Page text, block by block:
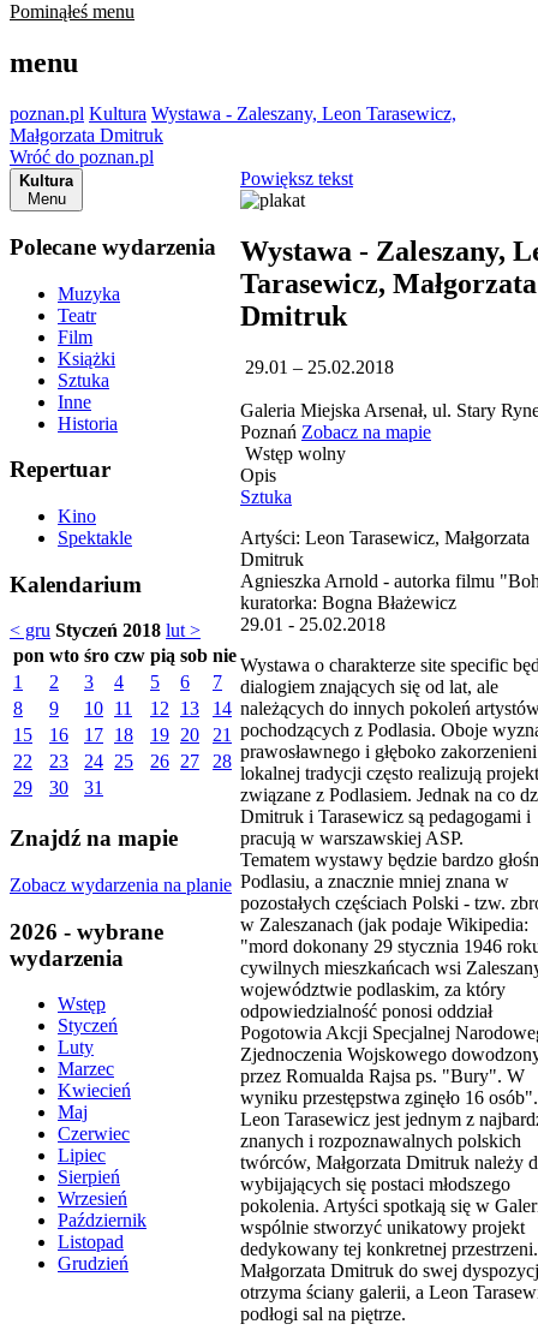
Pominąłeś menu
menu
poznan.pl Kultura Wystawa - Zaleszany, Leon Tarasewicz,
Małgorzata Dmitruk
Wróć do poznan.pl
Kultura
Menu
Polecane wydarzenia
Muzyka
Teatr
Film
Książki
Sztuka
Inne
Historia
Repertuar
Kino
Spektakle
Kalendarium
< gru Styczeń 2018 lut >
pon wto śro czw pią sob nie
1
2 3 4 5 6
7
8
9 10 11 12 13
14
15
16 17 18 19 20
21
22
23 24 25 26 27
28
29
30 31
Znajdź na mapie
Zobacz wydarzenia na planie
2026 - wybrane
wydarzenia
Wstęp
Styczeń
Luty
Marzec
Kwiecień
Maj
Czerwiec
Lipiec
Sierpień
Wrzesień
Październik
Listopad
Grudzień
Powiększ tekst
Wystawa - Zaleszany,
Tarasewicz, Małgorzata
Dmitruk
29.01 – 25.02.2018
Galeria Miejska Arsenał, ul. Stary
Poznań Zobacz na mapie
Wstęp wolny
Opis
Sztuka
Artyści: Leon Tarasewicz, Małgorzata
Dmitruk
Agnieszka Arnold - autorka filmu
kuratorka: Bogna Błażewicz
29.01 - 25.02.2018
Wystawa o charakterze site specific
dialogiem znających się od lat, ale
należących do innych pokoleń
pochodzących z Podlasia. Oboje
prawosławnego i głęboko
lokalnej tradycji często realizują
związane z Podlasiem. Jednak na co
Dmitruk i Tarasewicz są pedagogami i
pracują w warszawskiej ASP.
Tematem wystawy będzie bardzo
Podlasiu, a znacznie mniej znana w
pozostałych częściach Polski - tzw.
w Zaleszanach (jak podaje Wikipedia:
"mord dokonany 29 stycznia 1946
cywilnych mieszkańcach wsi
województwie podlaskim, za który
odpowiedzialność ponosi oddział
Pogotowia Akcji Specjalnej
Zjednoczenia Wojskowego
przez Romualda Rajsa ps. "Bury". W
wyniku przestępstwa zginęło 16 osób".
Leon Tarasewicz jest jednym z
znanych i rozpoznawalnych polskich
twórców, Małgorzata Dmitruk należy
wybijających się postaci młodszego
pokolenia. Artyści spotkają się w
wspólnie stworzyć unikatowy projekt
dedykowany tej konkretnej przestrzeni.
Małgorzata Dmitruk do swej
otrzyma ściany galerii, a Leon
podłogi sal na piętrze.